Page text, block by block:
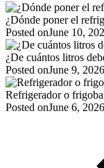
¿Dónde poner el
Posted onJune 10,
¿De cuántos litros
Posted onJune 9, 2026
Refrigerador o
Posted onJune 6, 2026